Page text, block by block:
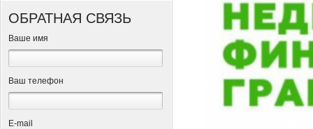
ОБРАТНАЯ СВЯЗЬ
Ваше имя
Ваш телефон
Е-mail